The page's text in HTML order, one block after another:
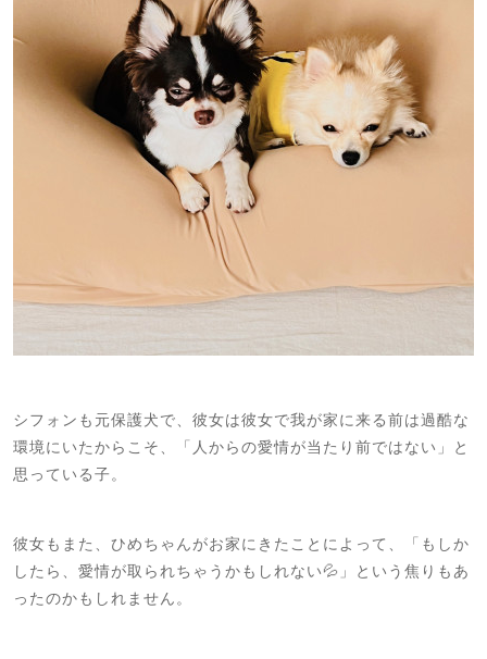
シフォンも元保護犬で、彼女は彼女で我が家に来る前は過酷な
環境にいたからこそ、「人からの愛情が当たり前ではない」と
思っている子。
彼女もまた、ひめちゃんがお家にきたことによって、「もしか
したら、愛情が取られちゃうかもしれない💦」という焦りもあ
ったのかもしれません。